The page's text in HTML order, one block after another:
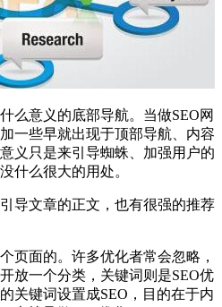
么意义的底部导航。当做SEO网
一些早就出现于顶部导航、内容
义只是来引导蜘蛛、加强用户的
什么很大的用处。
导文章的正文，也有很强的推荐
页面的。许多优化者常会忽略，
放一个分类，关键词则是SEO优
关键词设置成SEO，目的在于内